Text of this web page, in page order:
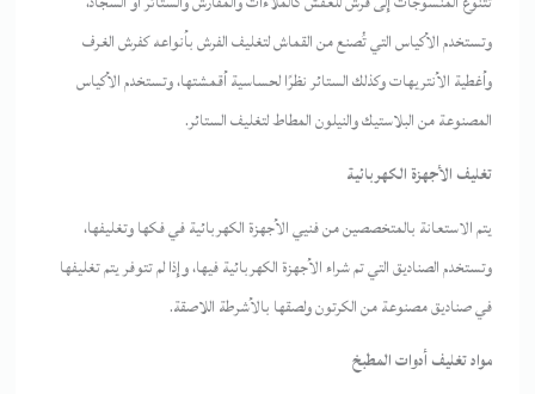
وتستخدم الأكياس التي تُصنع من القماش لتغليف الفرش بأنواعه كفرش الغرف
وأغطية الأنتريهات وكذلك الستائر نظرًا لحساسية أقمشتها، وتستخدم الأكياس
المصنوعة من البلاستيك والنيلون المطاط لتغليف الستائر.
تغليف الأجهزة الكهربائية
يتم الاستعانة بالمتخصصين من فنيي الأجهزة الكهربائية في فكها وتغليفها،
وتستخدم الصناديق التي تم شراء الأجهزة الكهربائية فيها، وإذا لم تتوفر يتم تغليفها
في صناديق مصنوعة من الكرتون ولصقها بالأشرطة اللاصقة.
مواد تغليف أدوات المطبخ